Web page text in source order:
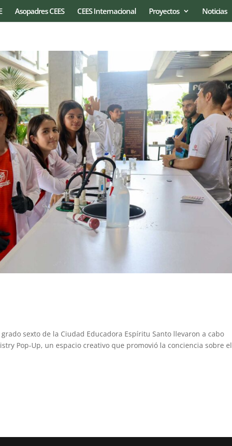
Asopadres CEES CEES Internacional Proyectos Noticias
sexto de la Ciudad Educadora Espíritu Santo llevaron a cabo
Pop-Up, un espacio creativo que promovió la conciencia sobre el